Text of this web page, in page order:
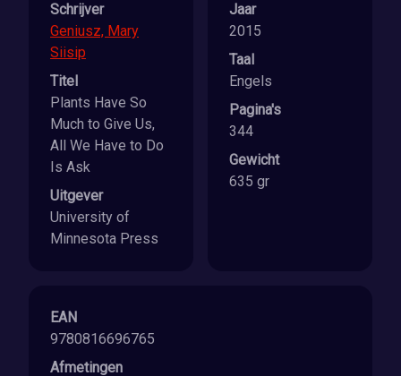
Schrijver
Geniusz, Mary
Siisip
Titel
Plants Have So
Much to Give Us,
All We Have to Do
Is Ask
Uitgever
University of
Minnesota Press
Jaar
2015
Taal
Engels
Pagina's
344
Gewicht
635 gr
EAN
9780816696765
Afmetingen